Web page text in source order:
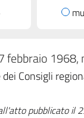
febbraio 1968,
Consigli
pubblicato il